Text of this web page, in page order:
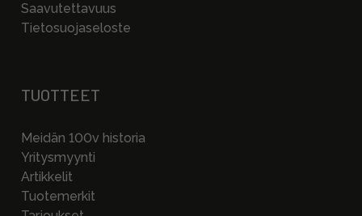
Saavutettavuus
Tietosuojaseloste
TUOTTEET
Meidän 100v historia
Yritysmyynti
Artikkelit
Tuotemerkit